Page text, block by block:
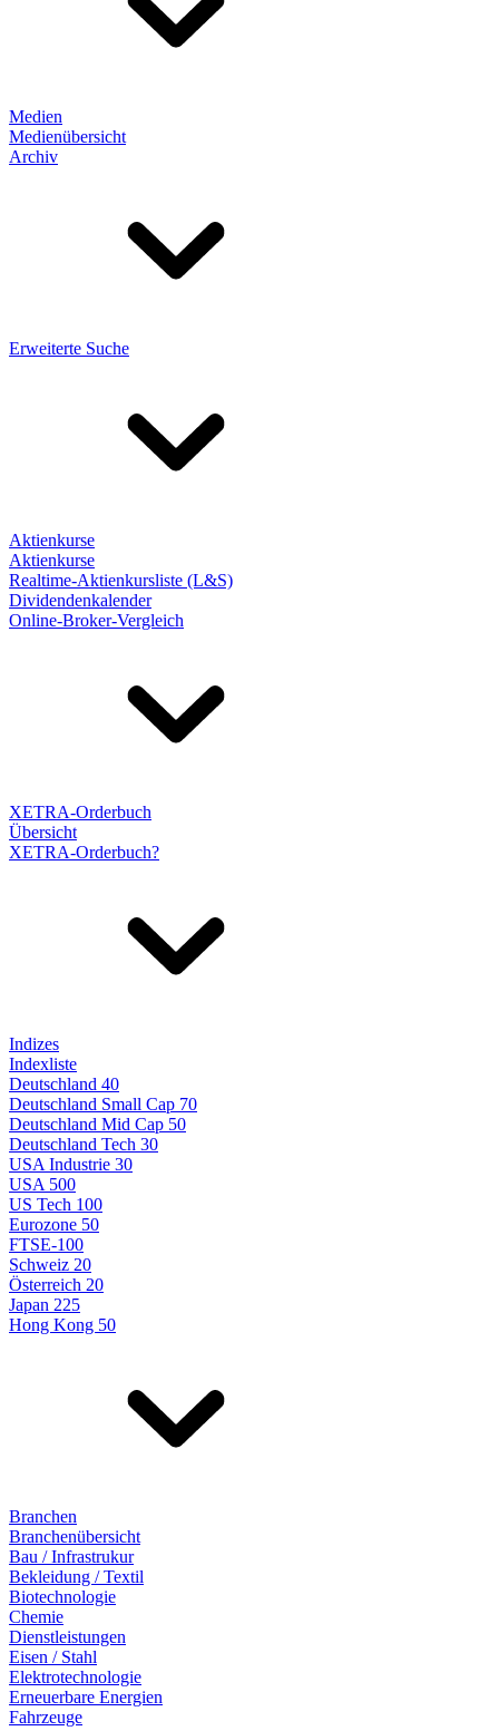
Medien
Medienübersicht
Archiv
Erweiterte Suche
Aktienkurse
Aktienkurse
Realtime-Aktienkursliste (L&S)
Dividendenkalender
Online-Broker-Vergleich
XETRA-Orderbuch
Übersicht
XETRA-Orderbuch?
Indizes
Indexliste
Deutschland 40
Deutschland Small Cap 70
Deutschland Mid Cap 50
Deutschland Tech 30
USA Industrie 30
USA 500
US Tech 100
Eurozone 50
FTSE-100
Schweiz 20
Österreich 20
Japan 225
Hong Kong 50
Branchen
Branchenübersicht
Bau / Infrastrukur
Bekleidung / Textil
Biotechnologie
Chemie
Dienstleistungen
Eisen / Stahl
Elektrotechnologie
Erneuerbare Energien
Fahrzeuge